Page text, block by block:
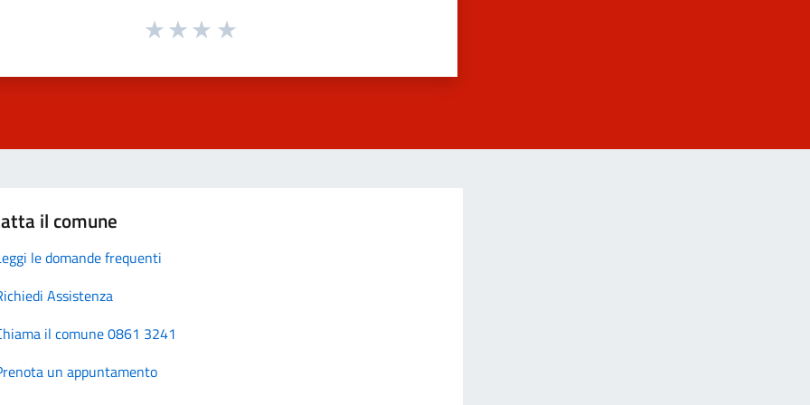
il comune
le domande frequenti
Assistenza
il comune 0861 3241
un appuntamento